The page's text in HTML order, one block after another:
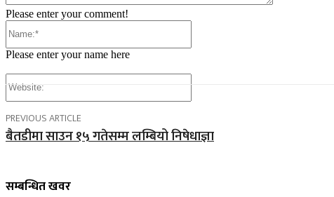
Please enter your comment!
Please enter your name here
PREVIOUS ARTICLE
बैतडीमा साउन १५ गतेसम्म लम्बियो निषेधाज्ञा
सम्बन्धित खवर